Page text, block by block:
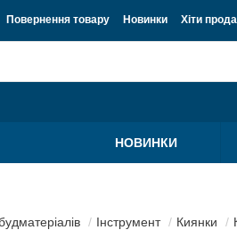
Повернення товару Новинки Хіти
НОВИНКИ
Інструмент Киянки